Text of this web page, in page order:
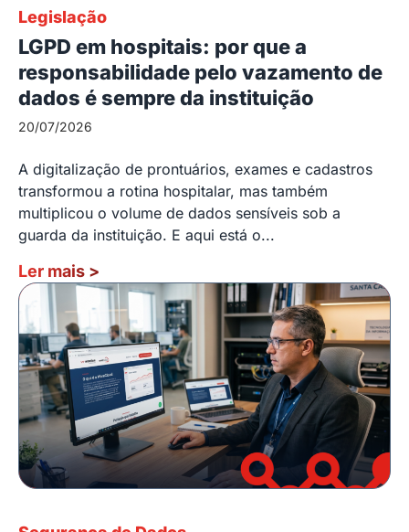
Legislação
LGPD em hospitais: por que a
responsabilidade pelo vazamento de
dados é sempre da instituição
20/07/2026
A digitalização de prontuários, exames e cadastros
transformou a rotina hospitalar, mas também
multiplicou o volume de dados sensíveis sob a
guarda da instituição. E aqui está o...
Ler mais >